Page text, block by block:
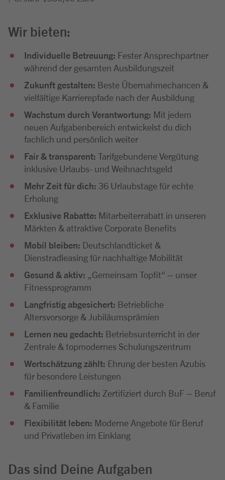
Wir bieten:
Individuelle Betreuung: Fester Ansprechpartner
während der gesamten Ausbildungszeit
Zukunft gestalten: Beste Übernahmechancen &
vielfältige Karrierepfade nach der Ausbildung
Wachstum durch Verantwortung: Mit jedem
neuen Aufgabenbereich entwickelst du dich
fachlich und persönlich weiter
Fair & transparent: Tarifgebundene Vergütung
inklusive Urlaubs- und Weihnachtsgeld
Mehr Zeit für dich: 36 Urlaubstage für echte
Erholung
Exklusive Rabatte: Mitarbeiterrabatt in unseren
Märkten & attraktive Corporate Benefits
Mobil bleiben: Deutschlandticket &
Dienstradleasing für nachhaltige Mobilität
Gesund & aktiv:
„Gemeinsam Topfit“ – unser
Fitnessprogramm
Langfristig abgesichert: Betriebliche
Altersvorsorge & Jubiläumsprämien
Lernen neu gedacht: Betriebsunterricht in der
Zentrale & topmodernes Schulungszentrum
Wertschätzung zählt: Ehrung der besten Azubis
für besondere Leistungen
Familienfreundlich: Zertifiziert durch BuF – Beruf
& Familie
Flexibilität leben: Moderne Angebote für Beruf
und Privatleben im Einklang
Das sind Deine Aufgaben